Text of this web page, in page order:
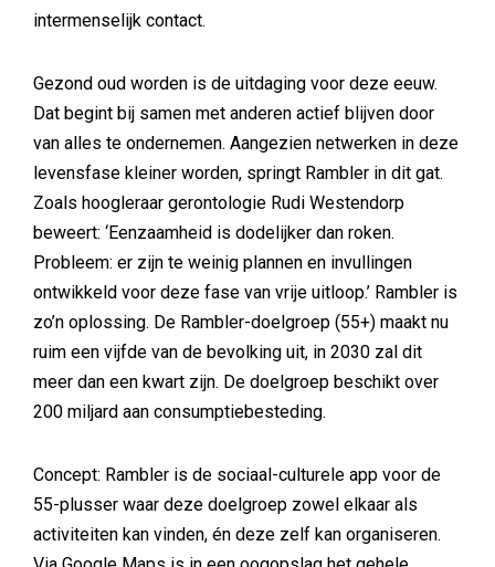
intermenselijk contact.
Gezond oud worden is de uitdaging voor deze eeuw.
Dat begint bij samen met anderen actief blijven door
van alles te ondernemen. Aangezien netwerken in deze
levensfase kleiner worden, springt Rambler in dit gat.
Zoals hoogleraar gerontologie Rudi Westendorp
beweert: ‘Eenzaamheid is dodelijker dan roken.
Probleem: er zijn te weinig plannen en invullingen
ontwikkeld voor deze fase van vrije uitloop.’ Rambler is
zo’n oplossing. De Rambler-doelgroep (55+) maakt nu
ruim een vijfde van de bevolking uit, in 2030 zal dit
meer dan een kwart zijn. De doelgroep beschikt over
200 miljard aan consumptiebesteding.
Concept: Rambler is de sociaal-culturele app voor de
55-plusser waar deze doelgroep zowel elkaar als
activiteiten kan vinden, én deze zelf kan organiseren.